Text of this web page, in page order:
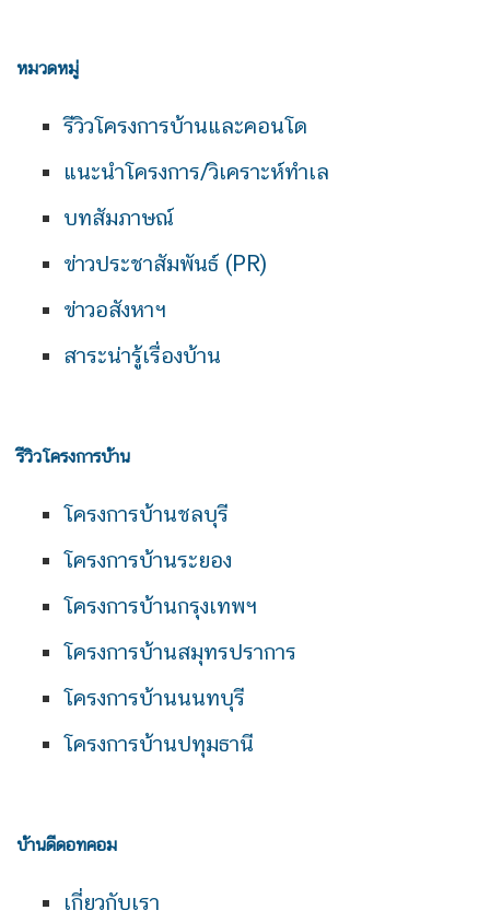
หมวดหมู่
รีวิวโครงการบ้านและคอนโด
แนะนำโครงการ/วิเคราะห์ทำเล
บทสัมภาษณ์
ข่าวประชาสัมพันธ์ (PR)
ข่าวอสังหาฯ
สาระน่ารู้เรื่องบ้าน
รีวิวโครงการบ้าน
โครงการบ้านชลบุรี
โครงการบ้านระยอง
โครงการบ้านกรุงเทพฯ
โครงการบ้านสมุทรปราการ
โครงการบ้านนนทบุรี
โครงการบ้านปทุมธานี
บ้านดีดอทคอม
เกี่ยวกับเรา